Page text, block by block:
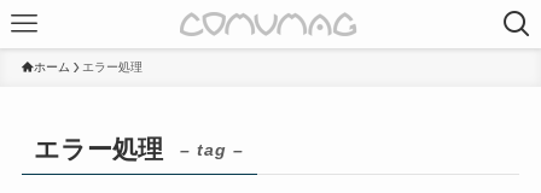
ホーム エラー処理
エラー処理 – tag –